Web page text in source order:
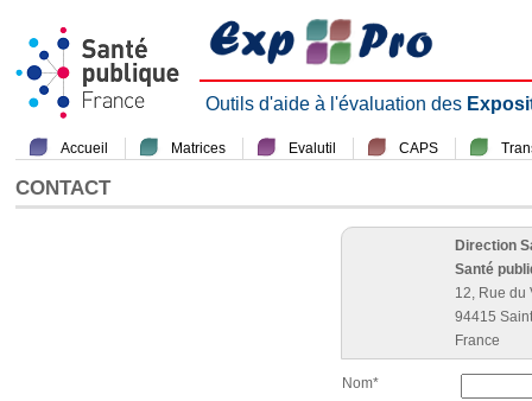
Outils d'aide à l'évaluation des
Accueil Matrices Evalutil CAPS
CONTACT
Direction
Santé
12, Rue du
94415
France
Nom*